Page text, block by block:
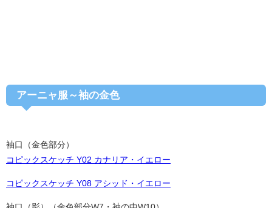
アーニャ服～袖の金色
袖口（金色部分）
コピックスケッチ Y02 カナリア・イエロー
コピックスケッチ Y08 アシッド・イエロー